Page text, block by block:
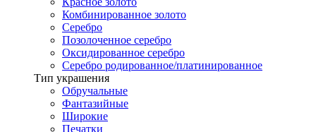
Комбинированное золото
Серебро
Позолоченное серебро
Оксидированное серебро
Серебро родированное/платинированное
Тип украшения
Обручальные
Фантазийные
Широкие
Печатки